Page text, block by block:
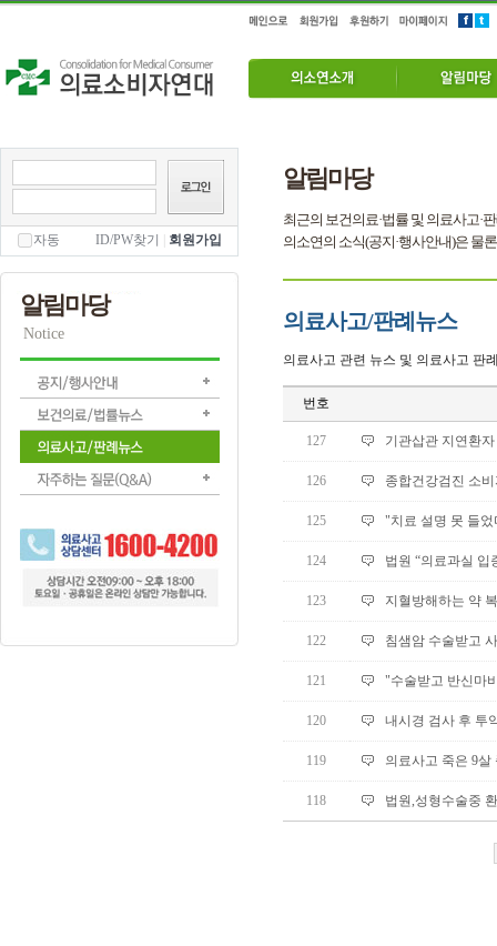
자동 ID/PW찾기 회원가입
알림마당
Notice
알림마당
최근의 보건의료·법률 및 의료사고·
의소연의 소식(공지·행사안내)은 물
의료사고/판례뉴스
의료사고 관련 뉴스 및 의료사고 판
번호
127 기관삽관 지연환
126 종합건강검진 소
125 "치료 설명 못 들
124 법원 “의료과실 입
123 지혈방해하는 약
122 침샘암 수술받고
121 "수술받고 반신마
120 내시경 검사 후 투
119 의료사고 죽은 9살
118 법원,성형수술중